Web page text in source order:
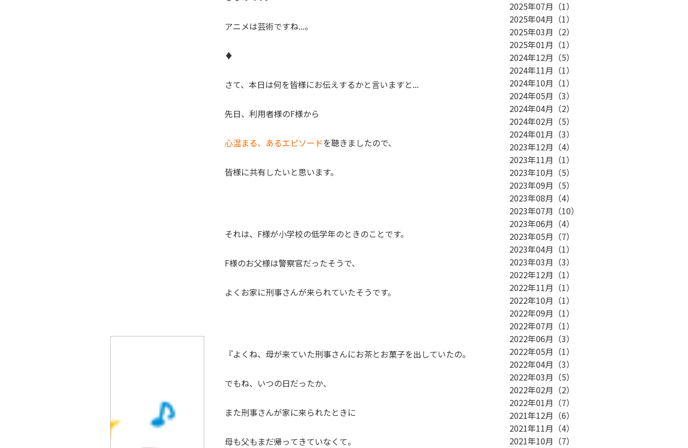
アニメは芸術ですね...。
♦
さて、本日は何を皆様にお伝えするかと言いますと...
先日、利用者様のF様から
心温まる、あるエピソードを聴きましたので、
皆様に共有したいと思います。
それは、F様が小学校の低学年のときのことです。
F様のお父様は警察官だったそうで、
よくお家に刑事さんが来られていたそうです。
『よくね、母が来ていた刑事さんにお茶とお菓子を出していたの。
でもね、いつの日だったか、
また刑事さんが家に来られたときに
母も父もまだ帰ってきていなくて。
2025年07月 （1）
2025年04月 （1）
2025年03月 （2）
2025年01月 （1）
2024年12月 （5）
2024年11月 （1）
2024年10月 （1）
2024年05月 （3）
2024年04月 （2）
2024年02月 （5）
2024年01月 （3）
2023年12月 （4）
2023年11月 （1）
2023年10月 （5）
2023年09月 （5）
2023年08月 （4）
2023年07月 （10）
2023年06月 （4）
2023年05月 （7）
2023年04月 （1）
2023年03月 （3）
2022年12月 （1）
2022年11月 （1）
2022年10月 （1）
2022年09月 （1）
2022年07月 （1）
2022年06月 （3）
2022年05月 （1）
2022年04月 （3）
2022年03月 （5）
2022年02月 （2）
2022年01月 （7）
2021年12月 （6）
2021年11月 （4）
2021年10月 （7）